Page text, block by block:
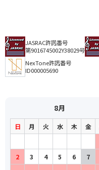
JASRAC許諾番号
第9016745002Y38029号
NexTone許諾番号
ID000005690
8月
日 月 火 水 木 金
2
3 4 5 6 7